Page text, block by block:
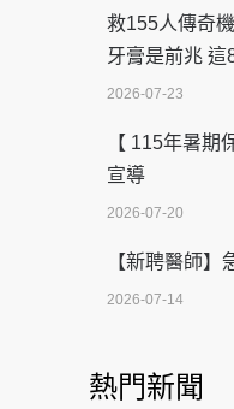
救155人傳奇
牙膏是前兆 這
2026-07-23
【 115年暑期
宣導
2026-07-20
【新聘醫師】
2026-07-14
科能量
熱門新聞